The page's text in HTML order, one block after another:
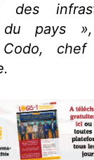
des
du pays
Codo, chef